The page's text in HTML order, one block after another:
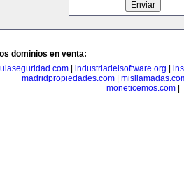
dominios en venta:
| industriadelsoftware.org
madridpropiedades.com|
moneticemos.com|